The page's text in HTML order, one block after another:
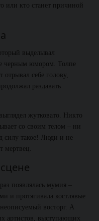
или кто станет причиной
выделывал
черным юмором. Толпе
отрывал себе голову,
раздавать
жутковато. Никто
со своим телом – ни
такое! Люди и не
мертвец.
появлялась мумия –
и протягивала костлявые
восторг. А
артистов, выступающих